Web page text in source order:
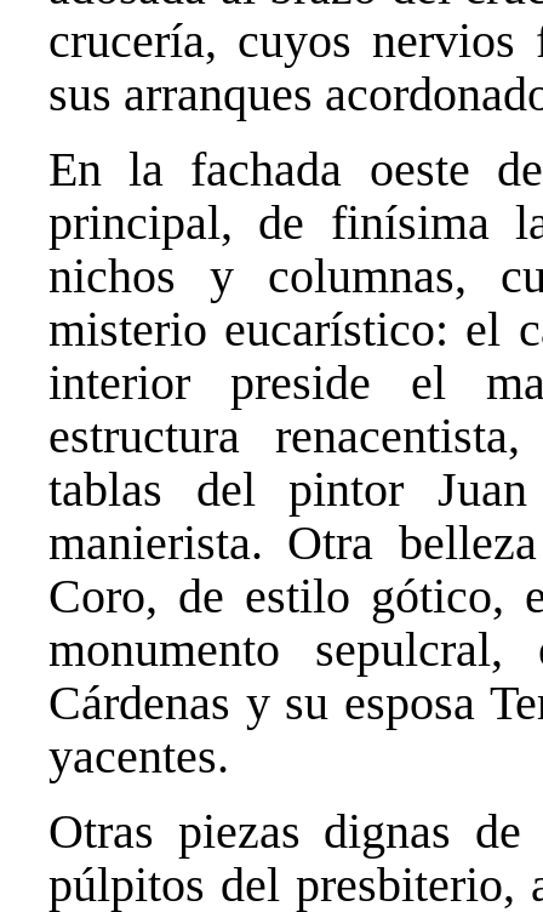
crucería, cuyos
sus arranques
En la fachada oeste
principal, de finísima
nichos y columnas,
misterio eucarístico: el
interior preside el
estructura
tablas del pintor
manierista. Otra
Coro, de estilo gótico,
monumento
Cárdenas y su esposa
yacentes.
Otras piezas dignas
púlpitos del presbiterio,